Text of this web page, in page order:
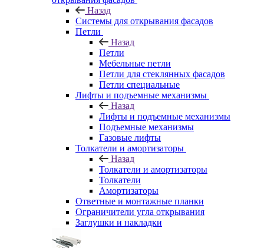
Назад
Системы для открывания фасадов
Петли
Назад
Петли
Мебельные петли
Петли для стеклянных фасадов
Петли специальные
Лифты и подъемные механизмы
Назад
Лифты и подъемные механизмы
Подъемные механизмы
Газовые лифты
Толкатели и амортизаторы
Назад
Толкатели и амортизаторы
Толкатели
Амортизаторы
Ответные и монтажные планки
Ограничители угла открывания
Заглушки и накладки